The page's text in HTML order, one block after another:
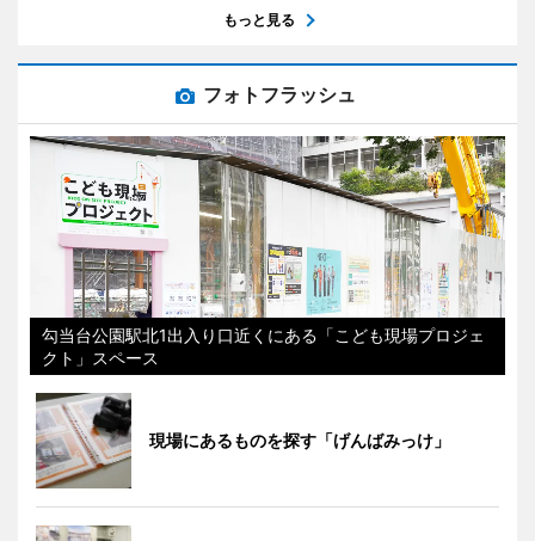
もっと見る
フォトフラッシュ
勾当台公園駅北1出入り口近くにある「こども現場プロジェ
クト」スペース
現場にあるものを探す「げんばみっけ」